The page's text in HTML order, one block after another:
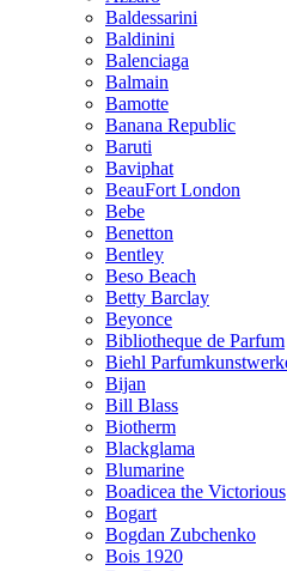
Baldessarini
Baldinini
Balenciaga
Balmain
Bamotte
Banana Republic
Baruti
Baviphat
BeauFort London
Bebe
Benetton
Bentley
Beso Beach
Betty Barclay
Beyonce
Bibliotheque de Parfum
Biehl
Bijan
Bill Blass
Biotherm
Blackglama
Blumarine
Boadicea the Victorious
Bogart
Bogdan Zubchenko
Bois 1920